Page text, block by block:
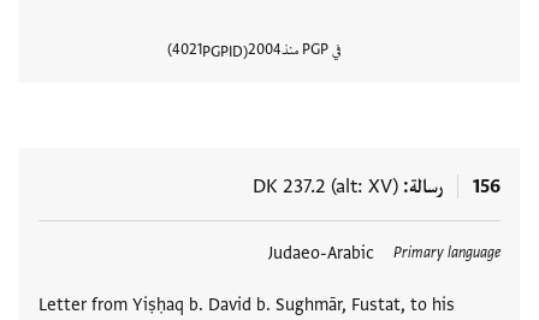
في PGP منذ 2004
PGPID
4021
156 رسالة DK 237.2 (alt: XV)
Primary language
Judaeo-Arabic
Letter from Yiṣḥaq b. David b. Sughmār, Fustat, to his
العلامات